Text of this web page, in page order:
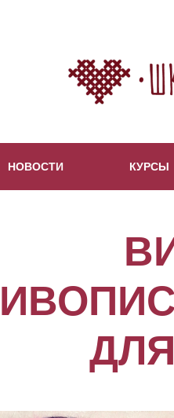
НОВОСТИ КУРСЫ